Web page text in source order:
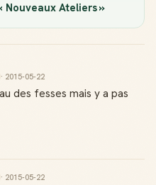
Ateliers »
· 2015-05-22
des fesses mais y a pas
· 2015-05-22